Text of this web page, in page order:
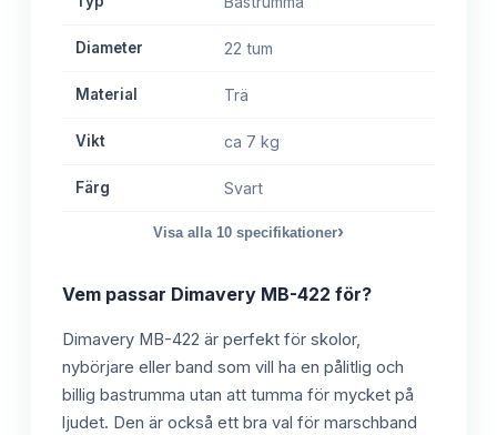
Diameter 22 tum
Material Trä
Vikt ca 7 kg
Färg Svart
Visa alla 10 specifikationer›
Vem passar Dimavery MB-422 för?
Dimavery MB-422 är perfekt för skolor,
nybörjare eller band som vill ha en pålitlig och
billig bastrumma utan att tumma för mycket på
ljudet. Den är också ett bra val för marschband